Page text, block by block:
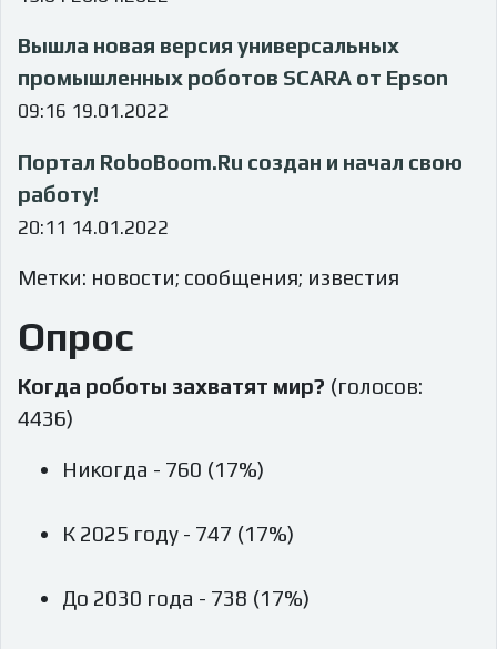
Вышла новая версия универсальных
промышленных роботов SCARA от Epson
09:16 19.01.2022
Портал RoboBoom.Ru создан и начал свою
работу!
20:11 14.01.2022
Метки: новости; сообщения; известия
Опрос
Когда роботы захватят мир? (голосов:
4436)
Никогда - 760 (17%)
К 2025 году - 747 (17%)
До 2030 года - 738 (17%)